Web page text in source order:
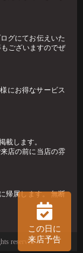
グにてお伝えいた
ございますのでぜ
にお得なサービス
載します。
店の前に当店の雰
帰属します。 無断
reserved
この日に
来店予告